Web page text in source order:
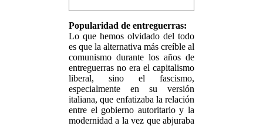
Popularidad de entreguerras:
Lo que hemos olvidado del todo
es que la alternativa más creíble al
comunismo durante los años de
entreguerras no era el capitalismo
liberal, sino el fascismo,
especialmente en su versión
italiana, que enfatizaba la relación
entre el gobierno autoritario y la
modernidad a la vez que abjuraba